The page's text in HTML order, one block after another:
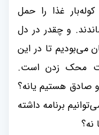
غذا را حمل
و چقدر در دل
می‌بودیم تا در این
محک زدن است.
صادق هستیم یانه؟
برنامه داشته
نه؟